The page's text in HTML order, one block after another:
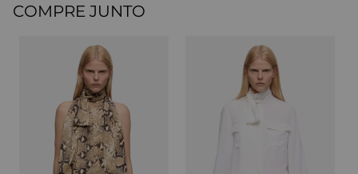
COMPRE JUNTO